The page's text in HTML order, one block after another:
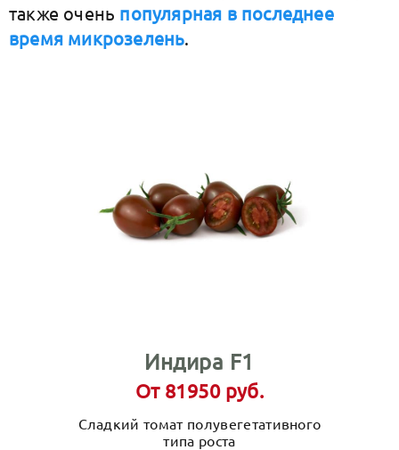
также очень популярная в последнее
время микрозелень.
Индира F1
От 81950 руб.
Сладкий томат полувегетативного
типа роста